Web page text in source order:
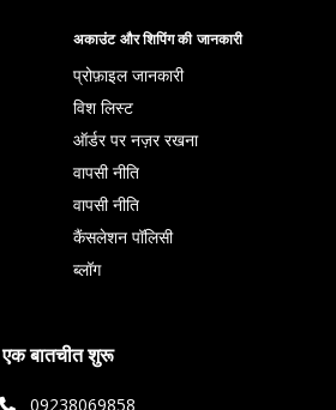
अकाउंट और शिपिंग की जानकारी
प्रोफ़ाइल जानकारी
विश लिस्ट
ऑर्डर पर नज़र रखना
वापसी नीति
वापसी नीति
कैंसलेशन पॉलिसी
ब्लॉग
एक बातचीत शुरू
09238069858